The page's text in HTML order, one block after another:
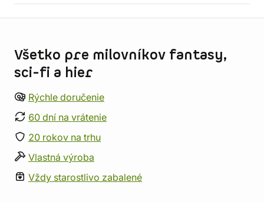
Všetko pre milovníkov fantasy,
sci-fi a hier
Rýchle doručenie
60 dní na vrátenie
20 rokov na trhu
Vlastná výroba
Vždy starostlivo zabalené